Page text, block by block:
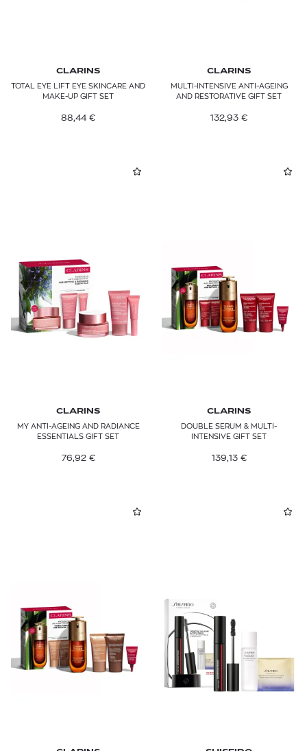
CLARINS
TOTAL EYE LIFT EYE SKINCARE AND
MAKE-UP GIFT SET
88,44 €
CLARINS
MULTI-INTENSIVE ANTI-AGEING
AND RESTORATIVE GIFT SET
132,93 €
CLARINS
MY ANTI-AGEING AND RADIANCE
ESSENTIALS GIFT SET
76,92 €
CLARINS
DOUBLE SERUM & MULTI-
INTENSIVE GIFT SET
139,13 €